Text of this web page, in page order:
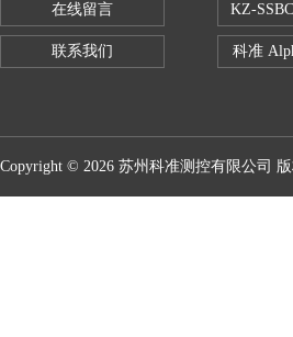
在线留言
联系我们
KZ-
科准
Copyright © 2026 苏州科准测控有限公司